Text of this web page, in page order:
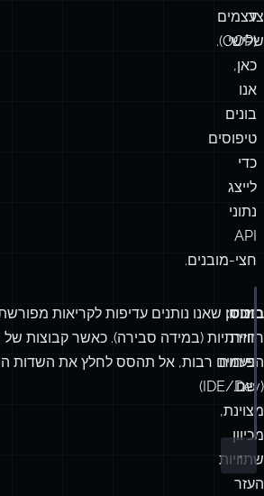
צד
שלישי.
עצמים
(OOP).
כאן,
אנו
בונים
טיפוסים
כדי
לייצג
נתוני
API
חצי-מובנים.
בונוס:
חוויית
הפיתוח
(IDE/Dev)
מצוינת,
מכיוון
שתוויות
העזר
; quantity number
מכיוון שאנו נותנים עדיפות לקריאות
חזרתיות (במידה סבירה). כאשר קבוצות של
פעמים רבות, אל תהסס לחלץ את השדות
שם.